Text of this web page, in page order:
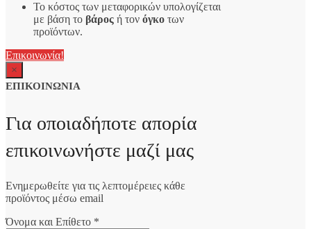
Το κόστος των μεταφορικών υπολογίζεται
με βάση το βάρος ή τον όγκο των
προϊόντων.
Επικοινωνία!
×
ΕΠΙΚΟΙΝΩΝΙΑ
Για οποιαδήποτε απορία
επικοινωνήστε μαζί μας
Ενημερωθείτε για τις λεπτομέρειες κάθε
προϊόντος μέσω email
Όνομα και Επίθετο *